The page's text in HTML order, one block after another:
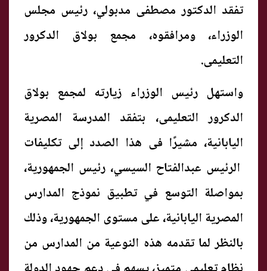
تفقد الدكتور مصطفى مدبولي، رئيس مجلس
الوزراء، ومرافقوه، مجمع بولاق الدكرور
التعليمى.
واستهل رئيس الوزراء زيارته لمجمع بولاق
الدكرور التعليمى، بتفقد المدرسة المصرية
اليابانية، مشيرًا فى هذا الصدد إلى تكليفات
الرئيس عبدالفتاح السيسي، رئيس الجمهورية،
بمواصلة التوسع في تطبيق نموذج المدارس
المصرية اليابانية، على مستوى الجمهورية، وذلك
بالنظر لما تقدمه هذه النوعية من المدارس من